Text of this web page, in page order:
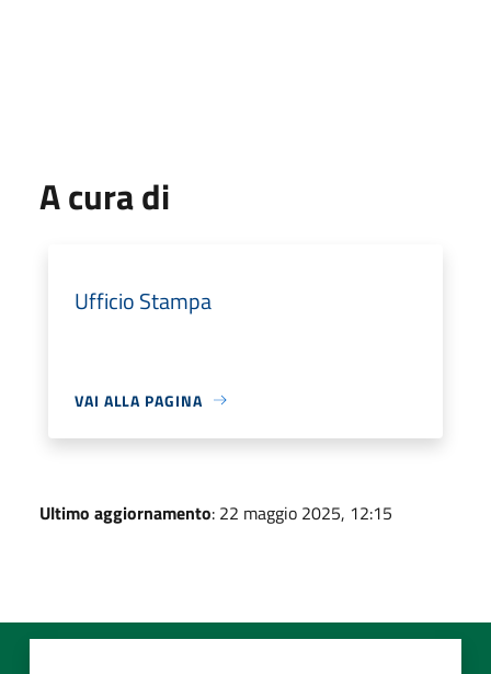
A cura di
Ufficio Stampa
VAI ALLA PAGINA
Ultimo aggiornamento: 22 maggio 2025, 12:15